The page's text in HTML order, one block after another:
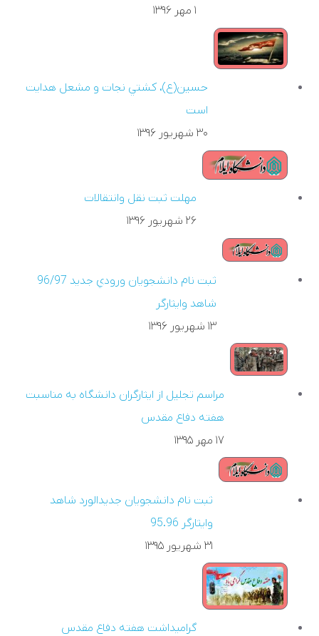
۱ مهر ۱۳۹۶
حسين(ع)، كشتي نجات و مشعل هدايت
است
۳۰ شهريور ۱۳۹۶
مهلت ثبت نقل وانتقالات
۲۶ شهريور ۱۳۹۶
ثبت نام دانشجويان ورودي جديد 96/97
شاهد وايثارگر
۱۳ شهريور ۱۳۹۶
مراسم تجليل از ايثارگران دانشگاه به مناسبت
هفته دفاع مقدس
۱۷ مهر ۱۳۹۵
ثبت نام دانشجويان جديدالورد شاهد
وايثارگر 95.96
۳۱ شهريور ۱۳۹۵
گراميداشت هفته دفاع مقدس